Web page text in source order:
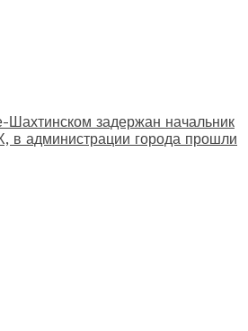
Шахтинском задержан начальник
в администрации города прошли